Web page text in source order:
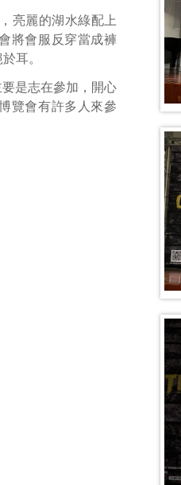
亮麗的湖水綠配上
將會服反穿當成褲
耳。
是志在參加，開心
覽會有許多人來參